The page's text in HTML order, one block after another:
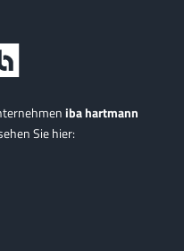
iba hartmann
Sie hier: